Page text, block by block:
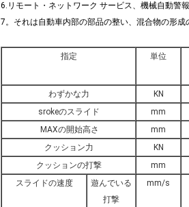
6.リモート・ネットワーク サービス、機械自動警
7。それは自動車内部の部品の整い、混合物の形成
指定 単位
わずかな力 KN
srokeのスライド
mm
MAXの開始高さ
mm
クッション力
KN
クッションの打撃
mm
スライドの速度
遊んでいる
打撃
mm/s